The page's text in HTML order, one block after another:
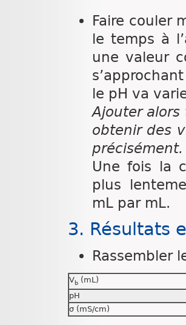
Faire couler
le temps à
une valeur
le pH va
Ajouter alors
obtenir des
précisément.
Une fois la
plus
mL par mL.
3. Résultats
Rassembler
Vb (mL)
pH
σ (mS/cm)